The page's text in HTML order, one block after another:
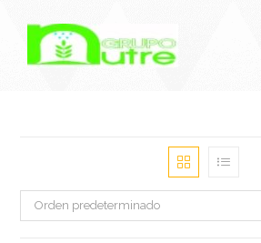
Orden predeterminado